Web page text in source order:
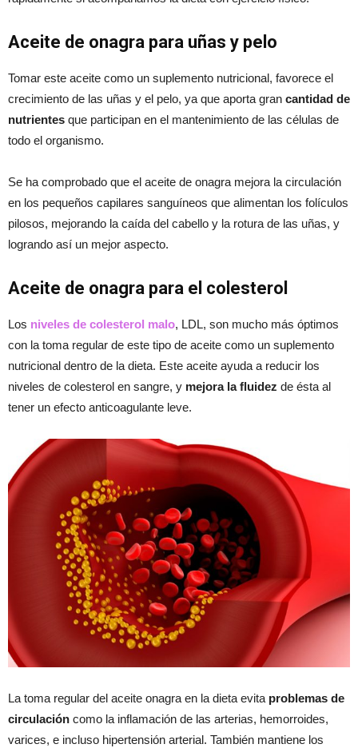
Aceite de onagra para uñas y pelo
Tomar este aceite como un suplemento nutricional, favorece el
crecimiento de las uñas y el pelo, ya que aporta gran cantidad de
nutrientes que participan en el mantenimiento de las células de
todo el organismo.
Se ha comprobado que el aceite de onagra mejora la circulación
en los pequeños capilares sanguíneos que alimentan los folículos
pilosos, mejorando la caída del cabello y la rotura de las uñas, y
logrando así un mejor aspecto.
Aceite de onagra para el colesterol
Los niveles de colesterol malo, LDL, son mucho más óptimos
con la toma regular de este tipo de aceite como un suplemento
nutricional dentro de la dieta. Este aceite ayuda a reducir los
niveles de colesterol en sangre, y mejora la fluidez de ésta al
tener un efecto anticoagulante leve.
La toma regular del aceite onagra en la dieta evita problemas de
circulación como la inflamación de las arterias, hemorroides,
varices, e incluso hipertensión arterial. También mantiene los